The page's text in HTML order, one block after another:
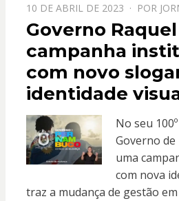
PPOSTADO
EM
10 DE ABRIL DE 2023 POR
Governo
campanha
com novo
identidade
No seu
Governo
uma
com nova
traz a mudança de gestão